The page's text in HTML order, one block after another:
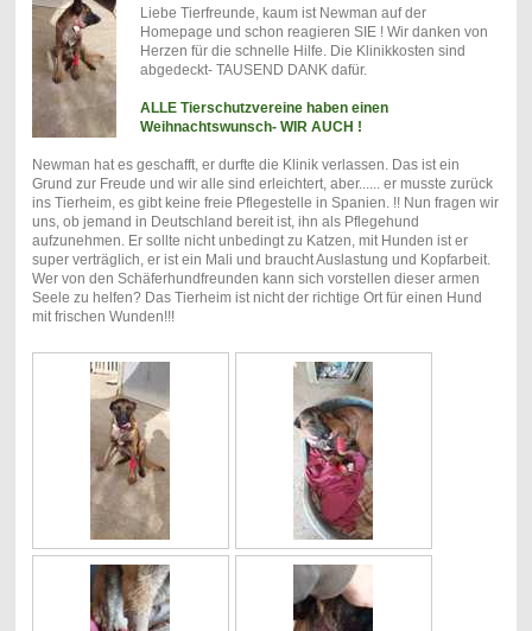
Liebe Tierfreunde, kaum ist Newman auf der
Homepage und schon reagieren SIE ! Wir danken von
Herzen für die schnelle Hilfe. Die Klinikkosten sind
abgedeckt- TAUSEND DANK dafür.
ALLE Tierschutzvereine haben einen
Weihnachtswunsch- WIR AUCH !
Newman hat es geschafft, er durfte die Klinik verlassen. Das ist ein
Grund zur Freude und wir alle sind erleichtert, aber...... er musste zurück
ins Tierheim, es gibt keine freie Pflegestelle in Spanien. !! Nun fragen wir
uns, ob jemand in Deutschland bereit ist, ihn als Pflegehund
aufzunehmen. Er sollte nicht unbedingt zu Katzen, mit Hunden ist er
super verträglich, er ist ein Mali und braucht Auslastung und Kopfarbeit.
Wer von den Schäferhundfreunden kann sich vorstellen dieser armen
Seele zu helfen? Das Tierheim ist nicht der richtige Ort für einen Hund
mit frischen Wunden!!!